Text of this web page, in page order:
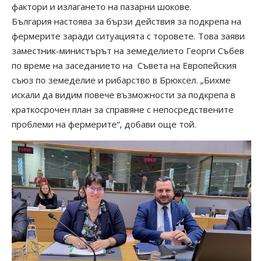
фактори и излагането на пазарни шокове.
България настоява за бързи действия за подкрепа на
фермерите заради ситуацията с торовете. Това заяви
заместник-министърът на земеделието Георги Събев
по време на заседанието на Съвета на Европейския
съюз по земеделие и рибарство в Брюксел. „Бихме
искали да видим повече възможности за подкрепа в
краткосрочен план за справяне с непосредствените
проблеми на фермерите“, добави още той.